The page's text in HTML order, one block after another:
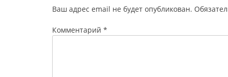
Ваш адрес email не будет опубликован.
Комментарий *